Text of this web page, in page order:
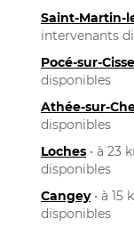
Saint-Martin-
intervenants
Pocé-sur-Cisse
disponibles
Athée-sur-
disponibles
Loches • à 23
disponibles
Cangey• à 15
disponibles